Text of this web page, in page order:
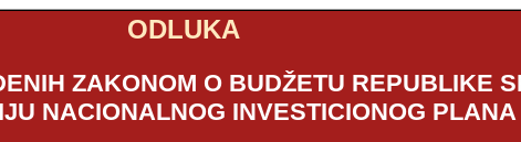
ODLUKA
ZAKONOM O BUDŽETU REPUBLIKE
NACIONALNOG INVESTICIONOG PLANA